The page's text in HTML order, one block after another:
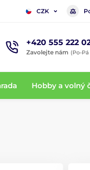
CZK
+420 555 222
Zavolejte nám (Po-Pá
Hobby a volný